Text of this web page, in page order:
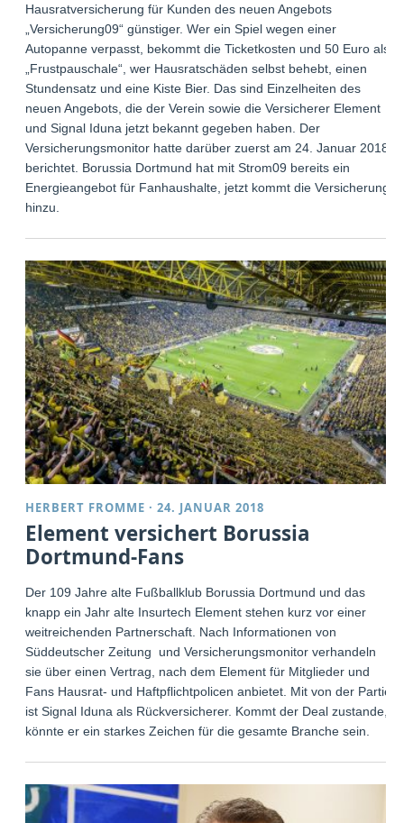
Hausratversicherung für Kunden des neuen Angebots
„Versicherung09“ günstiger. Wer ein Spiel wegen einer
Autopanne verpasst, bekommt die Ticketkosten und 50 Euro als
„Frustpauschale“, wer Hausratschäden selbst behebt, einen
Stundensatz und eine Kiste Bier. Das sind Einzelheiten des
neuen Angebots, die der Verein sowie die Versicherer Element
und Signal Iduna jetzt bekannt gegeben haben. Der
Versicherungsmonitor hatte darüber zuerst am 24. Januar 2018
berichtet. Borussia Dortmund hat mit Strom09 bereits ein
Energieangebot für Fanhaushalte, jetzt kommt die Versicherung
hinzu.
HERBERT FROMME ·24. JANUAR 2018
Element versichert Borussia
Dortmund-Fans
Der 109 Jahre alte Fußballklub Borussia Dortmund und das
knapp ein Jahr alte Insurtech Element stehen kurz vor einer
weitreichenden Partnerschaft. Nach Informationen von
Süddeutscher Zeitung und Versicherungsmonitor verhandeln
sie über einen Vertrag, nach dem Element für Mitglieder und
Fans Hausrat- und Haftpflichtpolicen anbietet. Mit von der Partie
ist Signal Iduna als Rückversicherer. Kommt der Deal zustande,
könnte er ein starkes Zeichen für die gesamte Branche sein.